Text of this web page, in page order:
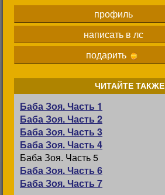
профиль
написать в лс
подарить
ЧИТАЙТЕ ТАКЖЕ
Баба Зоя. Часть 1
Баба Зоя. Часть 2
Баба Зоя. Часть 3
Баба Зоя. Часть 4
Баба Зоя. Часть 5
Баба Зоя. Часть 6
Баба Зоя. Часть 7